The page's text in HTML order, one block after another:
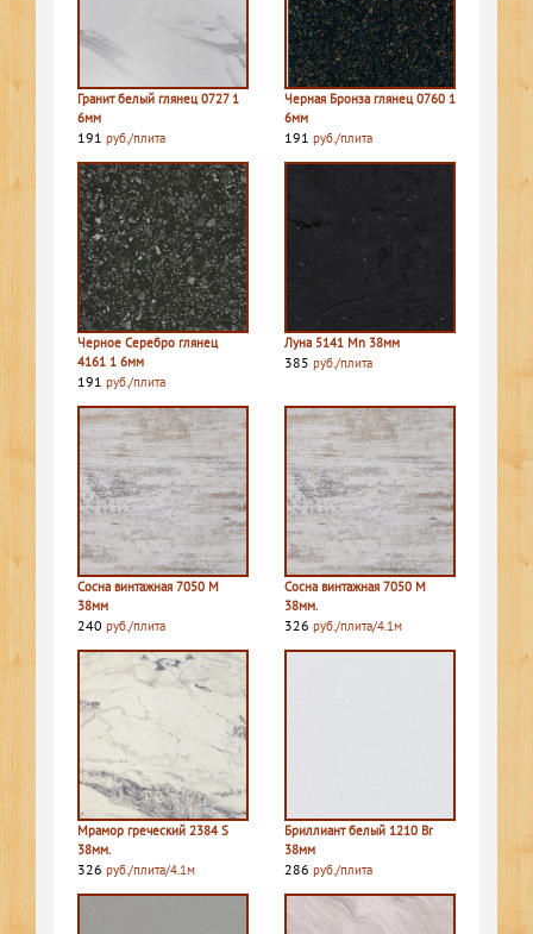
Гранит белый глянец 0727 1
6мм
191 руб./плита
Черная Бронза глянец 0760 1
6мм
191 руб./плита
Черное Серебро глянец
4161 1 6мм
191 руб./плита
Луна 5141 Mn 38мм
385 руб./плита
Сосна винтажная 7050 M
38мм
240 руб./плита
Сосна винтажная 7050 M
38мм.
326 руб./плита/4.1м
Мрамор греческий 2384 S
38мм.
326 руб./плита/4.1м
Бриллиант белый 1210 Br
38мм
286 руб./плита